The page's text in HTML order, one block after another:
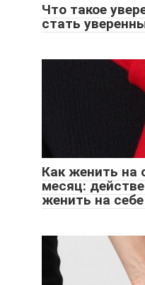
Что такое
стать
Как женить на
месяц:
женить на